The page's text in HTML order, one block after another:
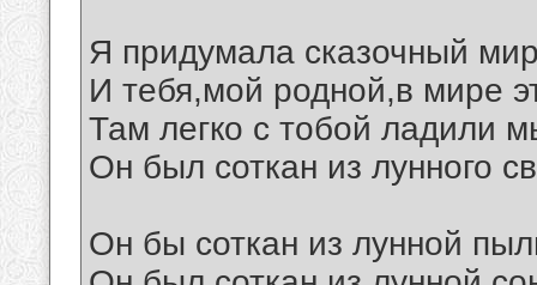
Я придумала сказочный
И тебя,мой родной,в мире
Там легко с тобой ладили
Он был соткан из лунного
Он бы соткан из лунной